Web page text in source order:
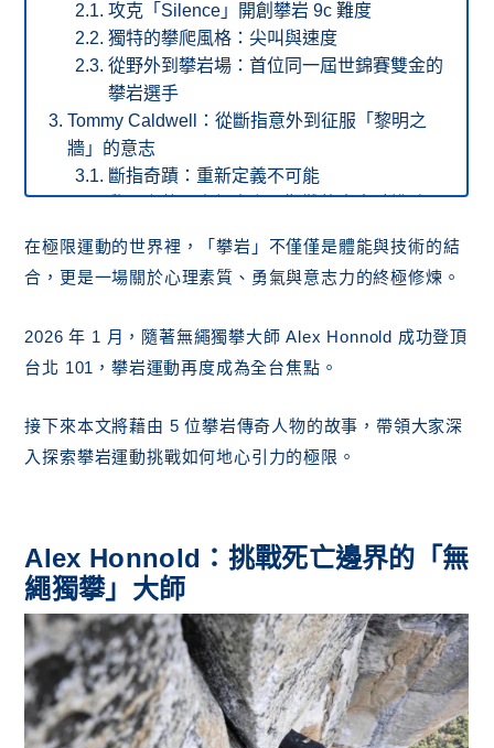
攻克「Silence」開創攀岩 9c 難度
獨特的攀爬風格：尖叫與速度
從野外到攀岩場：首位同一屆世錦賽雙金的
攀岩選手
Tommy Caldwell：從斷指意外到征服「黎明之
牆」的意志
斷指奇蹟：重新定義不可能
黎明之牆：人類史上最艱難的大岩壁挑戰
茲橫越」傳奇
Dean Potter：遊走在生死邊緣的「暗黑巫師」
話
傳奇成就：超越重力的速度與距離
後的飛翔
Marc-André Leclerc：孤高的「阿爾卑斯人」
結論：攀岩傳奇留給我們的智慧
更多攀岩故事
在極限運動的世界裡，「攀岩」不僅僅是體能與技術的結
合，更是一場關於心理素質、勇氣與意志力的終極修煉。
2026 年 1 月，隨著無繩獨攀大師 Alex Honnold 成功登頂
台北 101，攀岩運動再度成為全台焦點。
接下來本文將藉由 5 位攀岩傳奇人物的故事，帶領大家深
入探索攀岩運動挑戰如何地心引力的極限。
Alex Honnold：挑戰死亡邊界的「無
繩獨攀」大師